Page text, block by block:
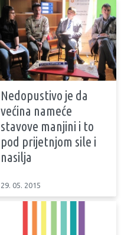
Nedopustivo je da
većina nameće
stavove manjini i to
pod prijetnjom sile i
nasilja
29. 05. 2015